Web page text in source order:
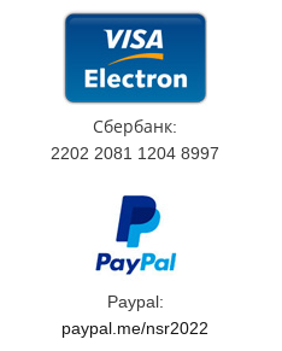
Сбербанк:
2202 2081 1204 8997
Paypal:
paypal.me/nsr2022